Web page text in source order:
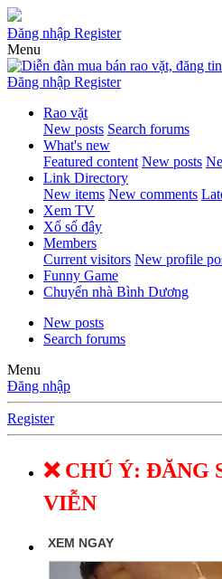
Đăng nhập Register
Menu
Đăng nhập Register
Rao vặt
New posts Search forums
What's new
Featured content New posts
Link Directory
New items New comments
Xem TV
Xổ số đây
Members
Current visitors New profile
Funny Game
Chuyển nhà Bình Dương
New posts
Search forums
Menu
Đăng nhập
Register
❌ CHÚ Ý: ĐĂNG
VIỄN